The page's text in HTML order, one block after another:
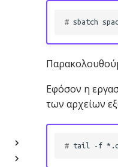
# sbatch
Eφόσον η
των αρχείων
# tail -f